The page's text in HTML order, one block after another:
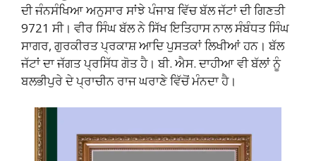
ਦੀ ਜੰਨਸੰਖਿਆ ਅਨੁਸਾਰ ਸਾਂਝੇ ਪੰਜਾਬ ਵਿੱਚ ਬੱਲ ਜੱਟਾਂ ਦੀ ਗਿਣਤੀ
9721 ਸੀ। ਵੀਰ ਸਿੰਘ ਬੱਲ ਨੇ ਸਿੱਖ ਇਤਿਹਾਸ ਨਾਲ ਸੰਬੰਧਤ ਸਿੰਘ
ਸਾਗਰ, ਗੁਰਕੀਰਤ ਪ੍ਰਕਾਸ਼ ਆਦਿ ਪੁਸਤਕਾਂ ਲਿਖੀਆਂ ਹਨ। ਬੱਲ
ਜੱਟਾਂ ਦਾ ਜੱਗਤ ਪ੍ਰਸਿੱਧ ਗੋਤ ਹੈ। ਬੀ. ਐਸ. ਦਾਹੀਆ ਵੀ ਬੱਲਾਂ ਨੂੰ
ਬਲਭੀਪੁਰੇ ਦੇ ਪ੍ਰਾਚੀਨ ਰਾਜ ਘਰਾਣੇ ਵਿੱਚੋਂ ਮੰਨਦਾ ਹੈ।